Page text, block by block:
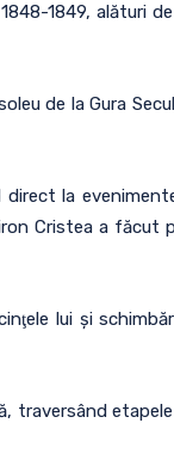
1849, alături
de la Gura
la
Cristea a făcut
lui şi
traversând